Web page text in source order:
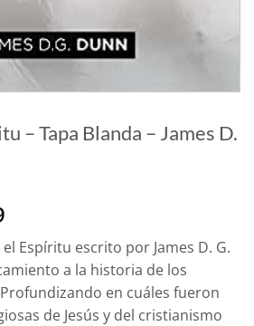
– Tapa Blanda – James D.
precio
actual
es:
$34.99.
el Espíritu escrito por James D. G.
a la historia de los
en cuáles fueron
de Jesús y del cristianismo